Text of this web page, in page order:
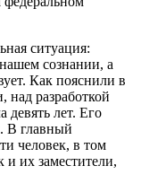
ситуация:
сознании, а
Как пояснили в
над разработкой
девять лет. Его
В главный
человек, в том
и их заместители,